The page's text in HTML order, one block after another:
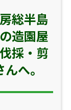
総半島
造園屋
採・剪
へ。